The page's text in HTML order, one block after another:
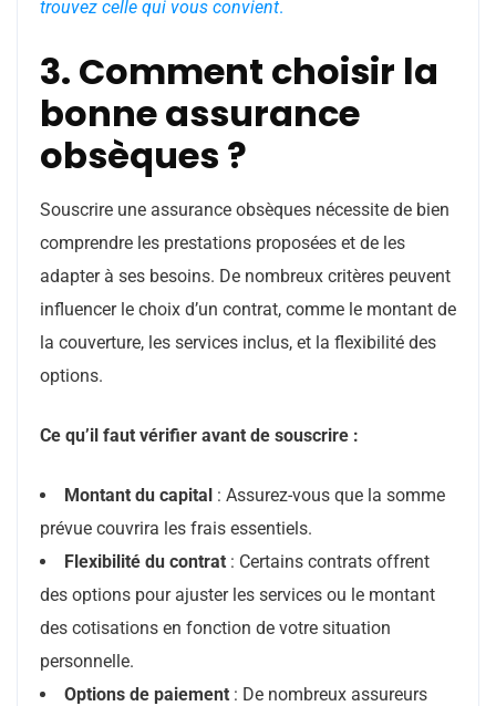
trouvez celle qui vous convient.
3. Comment choisir la
bonne assurance
obsèques ?
Souscrire une assurance obsèques nécessite de bien
comprendre les prestations proposées et de les
adapter à ses besoins. De nombreux critères peuvent
influencer le choix d’un contrat, comme le montant de
la couverture, les services inclus, et la flexibilité des
options.
Ce qu’il faut vérifier avant de souscrire :
Montant du capital : Assurez-vous que la somme
prévue couvrira les frais essentiels.
Flexibilité du contrat : Certains contrats offrent
des options pour ajuster les services ou le montant
des cotisations en fonction de votre situation
personnelle.
Options de paiement : De nombreux assureurs